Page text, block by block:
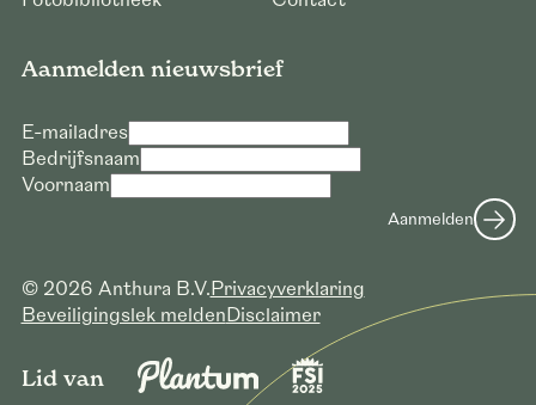
Aanmelden nieuwsbrief
E-mailadres
Bedrijfsnaam
Voornaam
Aanmelden
© 2026 Anthura B.V.Privacyverklaring
Beveiligingslek meldenDisclaimer
Lid van